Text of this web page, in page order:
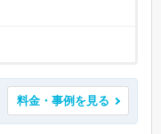
料金・事例を見る